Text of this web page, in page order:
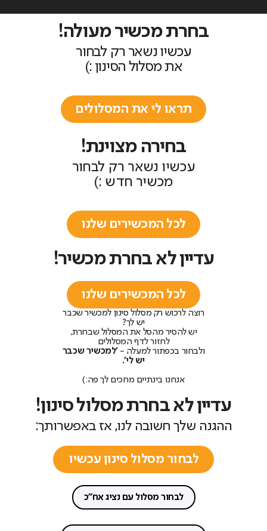
בחרת מכשיר מעולה!
עכשיו נשאר רק לבחור
את מסלול הסינון :)
תראו לי את המסלולים
בחירה מצוינת!
עכשיו נשאר רק לבחור
מכשיר חדש :)
לכל המכשירים שלנו
עדיין לא בחרת מכשיר!
לכל המכשירים שלנו
רוצה לרכוש רק מסלול סינון למכשיר שכבר
יש לך?
יש להסיר מהסל את המסלול שבחרת,
לחזור לדף המסלולים
ולבחור בכפתור למעלה - 'למכשיר שכבר
יש לי'.
אנחנו בינתיים מחכים לך פה:)
עדיין לא בחרת מסלול סינון!
ההגנה שלך חשובה לנו, אז באפשרותך:
לבחור מסלול סינון עכשיו
לבחור מסלול עם נציג אח"כ